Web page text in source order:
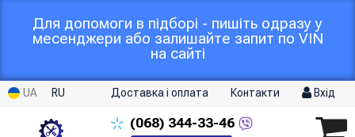
Для допомоги в підборі - пишіть одразу у
месенджери або залишайте запит по VIN
на сайті
UA RU Доставка і оплата Контакти Вхід
(068) 344-33-46